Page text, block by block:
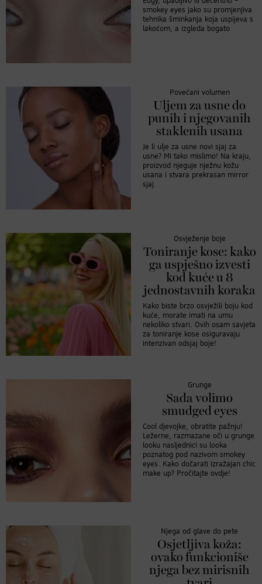
smokey eyes jako su promjenjiva
tehnika šminkanja koja uspijeva s
lakoćom, a izgleda bogato
Povećani volumen
Uljem za usne do
punih i njegovanih
staklenih usana
Je li ulje za usne novi sjaj za
usne? Mi tako mislimo! Na kraju,
proizvod njeguje nježnu kožu
usana i stvara prekrasan mirror
sjaj.
Osvježenje boje
Toniranje kose: kako
ga uspješno izvesti
kod kuće u 8
jednostavnih koraka
Kako biste brzo osvježili boju kod
kuće, morate imati na umu
nekoliko stvari. Ovih osam savjeta
za toniranje kose osiguravaju
intenzivan odsjaj boje!
Grunge
Sada volimo
smudged eyes
Cool djevojke, obratite pažnju!
Ležerne, razmazane oči u grunge
looku nasljednici su looka
poznatog pod nazivom smokey
eyes. Kako dočarati izražajan chic
make up? Pročitajte ovdje!
Njega od glave do pete
Osjetljiva koža:
ovako funkcioniše
njega bez mirisnih